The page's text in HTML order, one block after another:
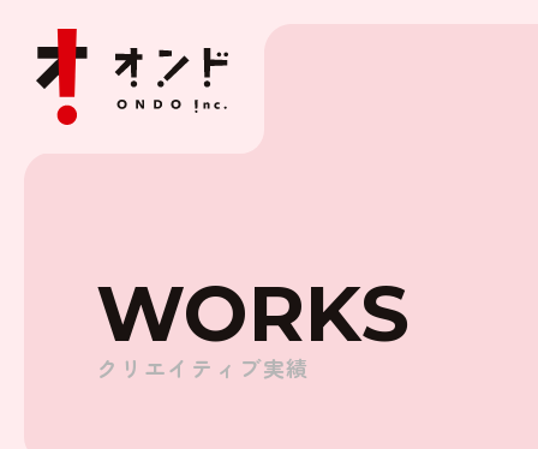
WORKS
クリエイティブ実績